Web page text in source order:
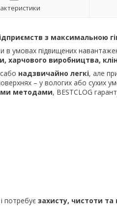
з максимальною
в умовах підвищених
харчового виробництва,
надзвичайно легкі, але
– у вологих або сухих
методами, BESTCLOG
і потребує захисту, чистоти